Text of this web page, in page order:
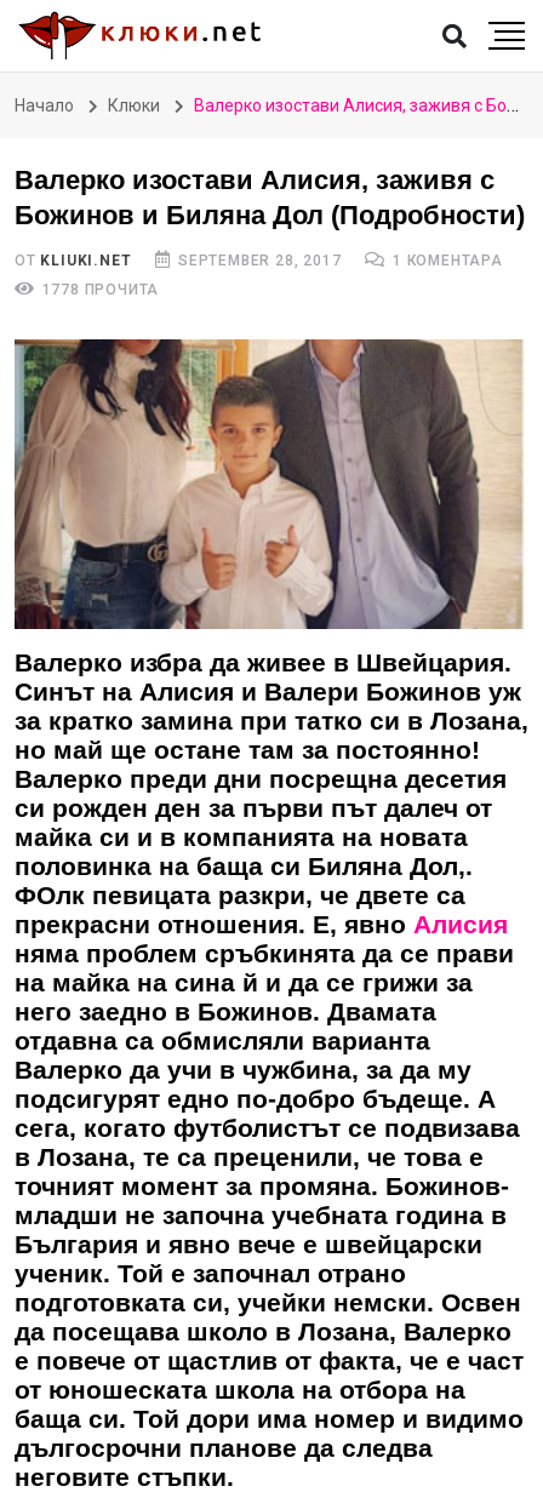
Начало Клюки Валерко изостави Алисия, заживя с Божинов и Биляна Дол (Подробности)
Валерко изостави Алисия, заживя с
Божинов и Биляна Дол (Подробности)
ОТ KLIUKI.NET SEPTEMBER 28, 2017
1 КОМЕНТАРА
1778 ПРОЧИТА
Валерко избра да живее в Швейцария.
Синът на Алисия и Валери Божинов уж
за кратко замина при татко си в Лозана,
но май ще остане там за постоянно!
Валерко преди дни посрещна десетия
си рожден ден за първи път далеч от
майка си и в компанията на новата
половинка на баща си Биляна Дол,.
ФОлк певицата разкри, че двете са
прекрасни отношения. Е, явно Алисия
няма проблем сръбкинята да се прави
на майка на сина й и да се грижи за
него заедно в Божинов. Двамата
отдавна са обмисляли варианта
Валерко да учи в чужбина, за да му
подсигурят едно по-добро бъдеще. А
сега, когато футболистът се подвизава
в Лозана, те са преценили, че това е
точният момент за промяна. Божинов-
младши не започна учебната година в
България и явно вече е швейцарски
ученик. Той е започнал отрано
подготовката си, учейки немски. Освен
да посещава школо в Лозана, Валерко
е повече от щастлив от факта, че е част
от юношеската школа на отбора на
баща си. Той дори има номер и видимо
дългосрочни планове да следва
неговите стъпки.